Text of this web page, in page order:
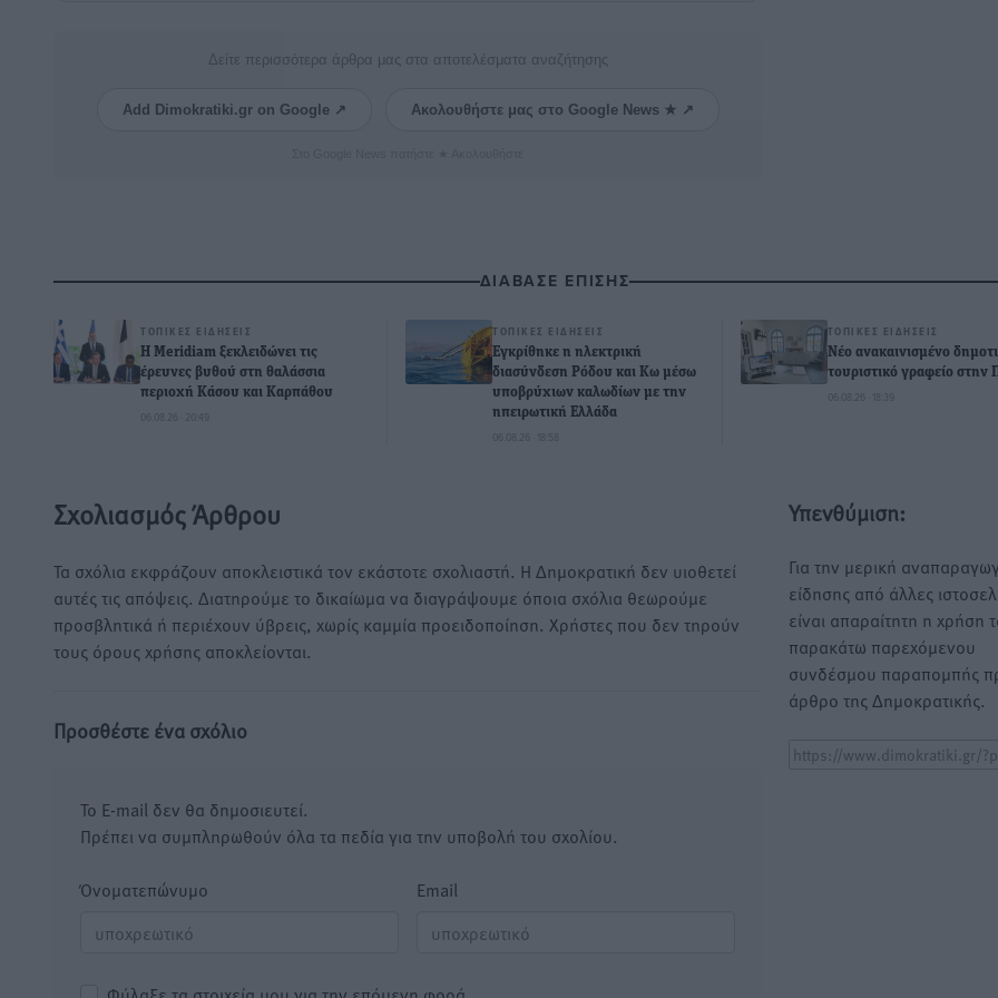
Δείτε περισσότερα άρθρα μας στα αποτελέσματα αναζήτησης
Add Dimokratiki.gr on Google ↗ Ακολουθήστε μας στο Google News ★ ↗
ΔΙΑΒΑΣΕ ΕΠΙΣΗΣ
ΤΟΠΙΚΈΣ ΕΙΔΉΣΕΙΣ
Η Meridiam ξεκλειδώνει τις
έρευνες βυθού στη θαλάσσια
περιοχή Κάσου και Καρπάθου
06.08.26 · 20:49
ΤΟΠΙΚΈΣ ΕΙΔΉΣΕΙΣ
Εγκρίθηκε η ηλεκτρική
διασύνδεση Ρόδου και Κω μέσω
υποβρύχιων καλωδίων με την
ηπειρωτική Ελλάδα
06.08.26 · 18:58
ΤΟΠΙΚΈΣ ΕΙΔΉΣΕΙΣ
Νέο ανακαινισμένο
τουριστικό γραφείο στην
06.08.26 · 18:39
Σχολιασμός Άρθρου
Τα σχόλια εκφράζουν αποκλειστικά τον εκάστοτε σχολιαστή. Η Δημοκρατική δεν υιοθετεί
αυτές τις απόψεις. Διατηρούμε το δικαίωμα να διαγράψουμε όποια σχόλια θεωρούμε
προσβλητικά ή περιέχουν ύβρεις, χωρίς καμμία προειδοποίηση. Χρήστες που δεν τηρούν
τους όρους χρήσης αποκλείονται.
Προσθέστε ένα σχόλιο
Το E-mail δεν θα δημοσιευτεί.
Πρέπει να συμπληρωθούν όλα τα πεδία για την υποβολή του σχολίου.
Όνοματεπώνυμο Email
Υπενθύμιση:
Για την μερική
είδησης από άλλες
είναι απαραίτητη η χρήση
παρακάτω παρεχόμενου
συνδέσμου παραπομπής
άρθρο της Δημοκρατικής.